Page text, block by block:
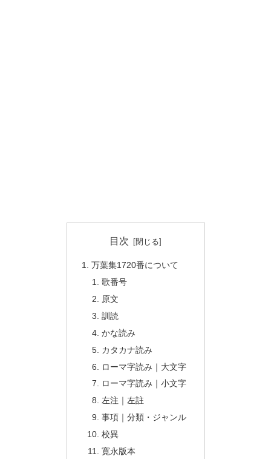
目次
万葉集1720番について
歌番号
原文
訓読
かな読み
カタカナ読み
ローマ字読み｜大文字
ローマ字読み｜小文字
左注｜左註
事項｜分類・ジャンル
校異
寛永版本